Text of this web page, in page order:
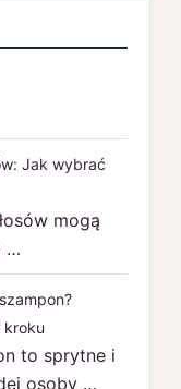
Jak wybrać
mogą
…
kroku
to sprytne i
osoby …